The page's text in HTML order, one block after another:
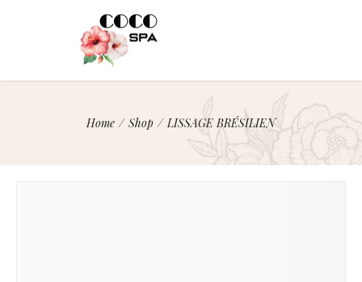
Home / Shop / LISSAGE BRÉSILIEN